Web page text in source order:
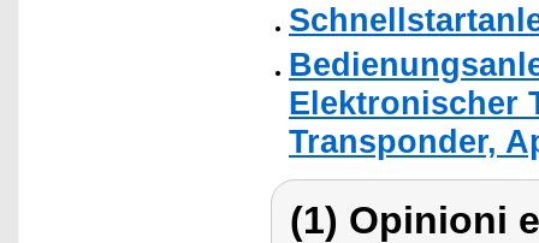
Elektronischer
Transponder,
(1) Opinioni